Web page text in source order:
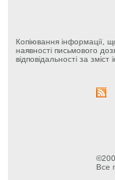
Копіювання інформації,
наявності письмового
відповідальності за
Все